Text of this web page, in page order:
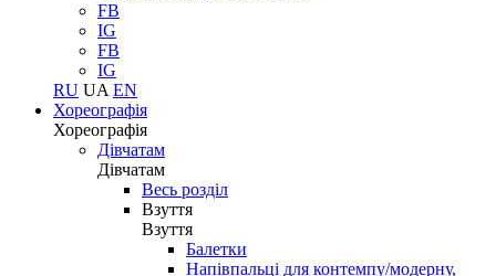
FB
IG
FB
IG
RU UA EN
Хореографія
Хореографія
Дівчатам
Дівчатам
Весь розділ
Взуття
Взуття
Балетки
Напівпальці для контемпу/модерну,